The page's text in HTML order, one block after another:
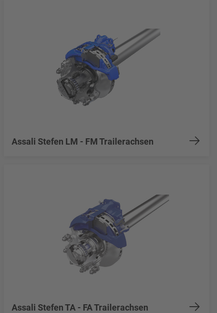
Assali Stefen LM - FM Trailerachsen
Assali Stefen TA - FA Trailerachsen